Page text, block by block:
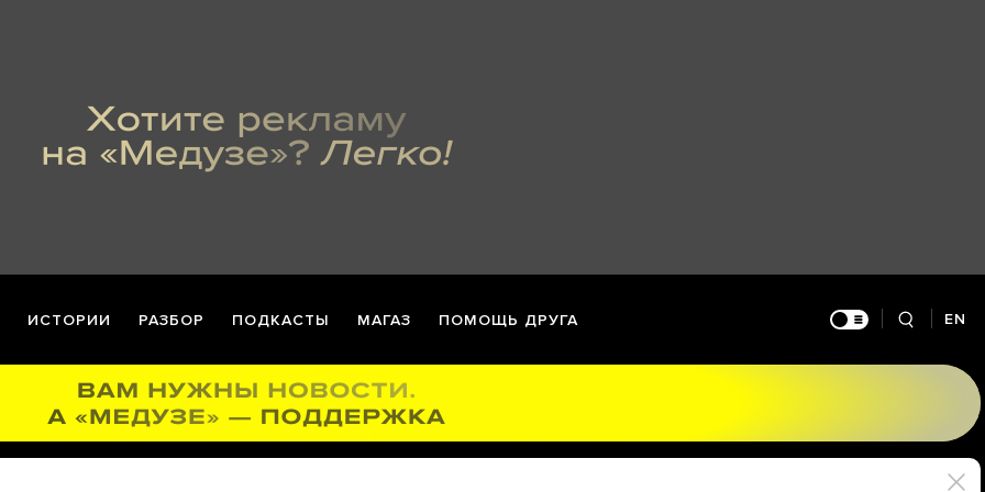
ИСТОРИИ РАЗБОР ПОДКАСТЫ МАГАЗ ПОМОЩЬ ДРУГА EN